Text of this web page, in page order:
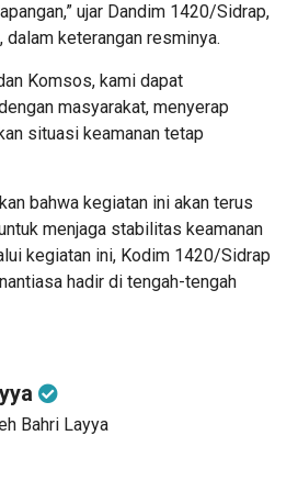
ujar Dandim 1420/Sidrap,
keterangan resminya.
Komsos, kami dapat
masyarakat, menyerap
situasi keamanan tetap
bahwa kegiatan ini akan terus
menjaga stabilitas keamanan
kegiatan ini, Kodim 1420/Sidrap
hadir di tengah-tengah
Bahri Layya